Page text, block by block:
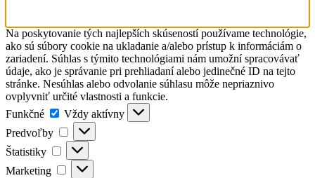
Na poskytovanie tých najlepších skúseností používame technológie,
ako sú súbory cookie na ukladanie a/alebo prístup k informáciám o
zariadení. Súhlas s týmito technológiami nám umožní spracovávať
údaje, ako je správanie pri prehliadaní alebo jedinečné ID na tejto
stránke. Nesúhlas alebo odvolanie súhlasu môže nepriaznivo
ovplyvniť určité vlastnosti a funkcie.
Funkčné
Funkčné
Vždy aktívny
Predvoľby
Predvoľby
Štatistiky Štatistiky
Marketing Marketing